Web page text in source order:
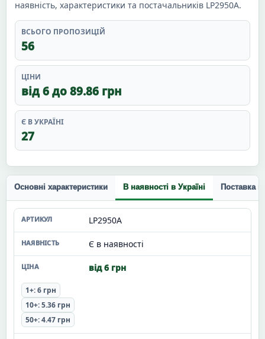
наявність, характеристики та постачальників LP2950A.
ВСЬОГО ПРОПОЗИЦІЙ
56
ЦІНИ
від 6 до 89.86 грн
Є В УКРАЇНІ
27
Основні характеристики В наявності в Україні Поставка
LP2950A
Є в наявності
від 6 грн
1+: 6 грн
10+: 5.36 грн
50+: 4.47 грн